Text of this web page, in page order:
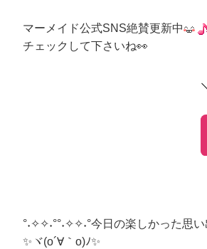
マーメイド公式SNS絶賛更新中
チェックして下さいね👀
°˖✧✧˖°°˖✧✧˖°今日の楽しかった思
✨ヾ(o´∀｀o)ﾉ✨